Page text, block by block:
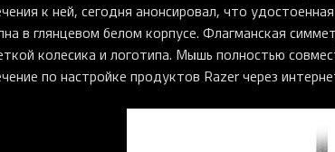
к ней, сегодня анонсировал, что
в глянцевом белом корпусе. Флагманская
колесика и логотипа. Мышь полностью
по настройке продуктов Razer через